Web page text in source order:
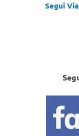
Segui
Segui